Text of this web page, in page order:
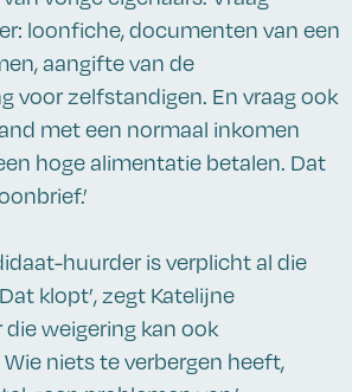
loonfiche, documenten van een
aangifte van de
voor zelfstandigen. En vraag ook
met een normaal inkomen
hoge alimentatie betalen. Dat
huurder is verplicht al die
klopt’, zegt Katelijne
die weigering kan ook
niets te verbergen heeft,